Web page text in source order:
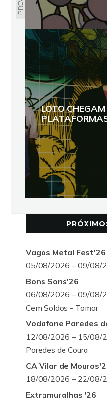
LOTO
Vagos Metal Fest'26
05/08/2026 – 09/08/
Bons Sons'26
06/08/2026 – 09/08/
Cem Soldos - Tomar
Vodafone Paredes
12/08/2026 – 15/08/
Paredes de Coura
CA Vilar de
18/08/2026 – 22/08/
Extramuralhas '26